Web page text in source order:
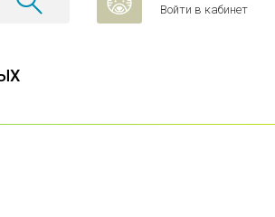
Войти в кабинет